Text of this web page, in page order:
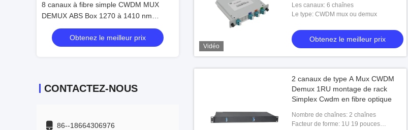
8 canaux à fibre simple CWDM MUX
DEMUX ABS Box 1270 à 1410 nm
Cwdm 16 canaux
Obtenez le meilleur prix
8 canaux à fibre simple CWDM MUX
DEMUX ABS Box 1270 à 1410 nm
Cwdm 16 canaux
CONTACTEZ-NOUS
86--18664306976
Vidéo
Les canaux: 6 chaînes
Le type: CWDM mux ou demux
Obtenez le meilleur prix
2 canaux de type A Mux CWDM
Demux 1RU montage de rack
Simplex Cwdm en fibre optique
Nombre de chaînes: 2 chaînes
Facteur de forme: 1U 19 pouces